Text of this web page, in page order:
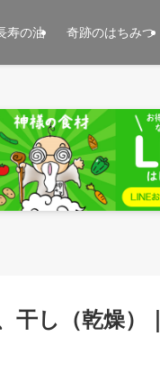
寿の油 奇跡のはちみつ
し（乾燥）｜